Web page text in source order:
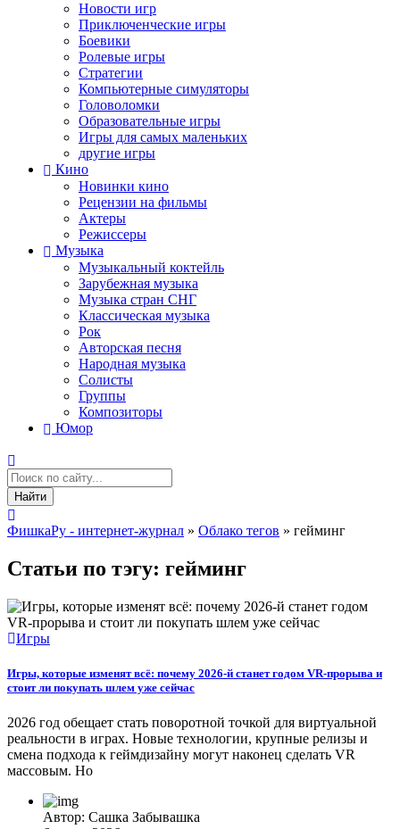
Новости игр
Приключенческие игры
Боевики
Ролевые игры
Стратегии
Компьютерные симуляторы
Головоломки
Образовательные игры
Игры для самых маленьких
другие игры
Кино
Новинки кино
Рецензии на фильмы
Актеры
Режиссеры
Музыка
Музыкальный коктейль
Зарубежная музыка
Музыка стран СНГ
Классическая музыка
Рок
Авторская песня
Народная музыка
Солисты
Группы
Композиторы
Юмор
Найти
ФишкаРу - интернет-журнал » Облако тегов » гейминг
Статьи по тэгу: гейминг
Игры
Игры, которые изменят всё: почему 2026-й станет годом VR-прорыва и
стоит ли покупать шлем уже сейчас
2026 год обещает стать поворотной точкой для виртуальной
реальности в играх. Новые технологии, крупные релизы и
смена подхода к геймдизайну могут наконец сделать VR
массовым. Но
Автор: Сашка Забывашка